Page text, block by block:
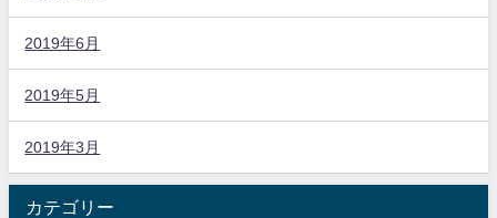
2019年6月
2019年5月
2019年3月
カテゴリー